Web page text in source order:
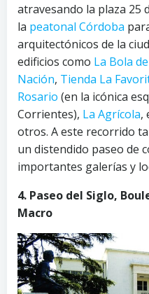
atravesando la plaza 25
la peatonal Córdoba
arquitectónicos de la
edificios como La Bola
Nación, Tienda La
Rosario (en la icónica
Corrientes), La Agrícola,
otros. A este recorrido
un distendido paseo de
importantes galerías y
4. Paseo del Siglo,
Macro